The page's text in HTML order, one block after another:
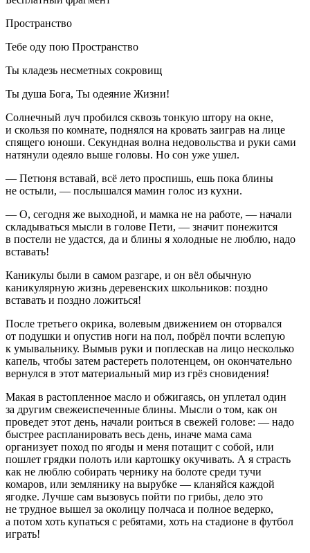
Пространство
Тебе оду пою Пространство
Ты кладезь несметных сокровищ
Ты душа Бога, Ты одеяние Жизни!
Солнечный луч пробился сквозь тонкую штору на окне,
и скользя по комнате, поднялся на кровать заиграв на лице
спящего юноши. Секундная волна недовольства и руки сами
натянули одеяло выше головы. Но сон уже ушел.
— Петюня вставай, всё лето проспишь, ешь пока блины
не остыли, — послышался мамин голос из кухни.
— О, сегодня же выходной, и мамка не на работе, — начали
складываться мысли в голове Пети, — значит понежится
в постели не удастся, да и блины я холодные не люблю, надо
вставать!
Каникулы были в самом разгаре, и он вёл обычную
каникулярную жизнь деревенских школьников: поздно
вставать и поздно ложиться!
После третьего окрика, волевым движением он оторвался
от подушки и опустив ноги на пол, побрёл почти вслепую
к умывальнику. Вымыв руки и поплескав на лицо несколько
капель, чтобы затем растереть полотенцем, он окончательно
вернулся в этот материальный мир из грёз сновидения!
Макая в растопленное масло и обжигаясь, он уплетал один
за другим свежеиспеченные блины. Мысли о том, как он
проведет этот день, начали роиться в свежей голове: — надо
быстрее распланировать весь день, иначе мама сама
организует поход по ягоды и меня потащит с собой, или
пошлет грядки полоть или картошку окучивать. А я страсть
как не люблю собирать чернику на болоте среди тучи
комаров, или землянику на вырубке — кланяйся каждой
ягодке. Лучше сам вызовусь пойти по грибы, дело это
не трудное вышел за околицу полчаса и полное ведерко,
а потом хоть купаться с ребятами, хоть на стадионе в футбол
играть!